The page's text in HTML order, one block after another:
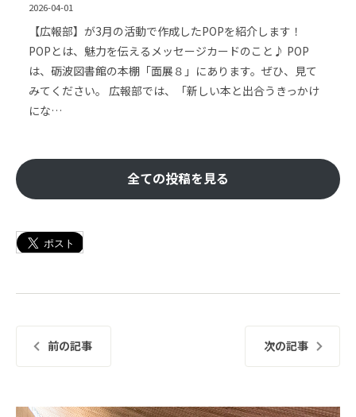
2026-04-01
【広報部】が3月の活動で作成したPOPを紹介します！
POPとは、魅力を伝えるメッセージカードのこと♪ POP
は、砺波図書館の本棚「面展８」にあります。ぜひ、見て
みてください。 広報部では、「新しい本と出合うきっかけ
にな…
全ての投稿を見る
前の記事 次の記事